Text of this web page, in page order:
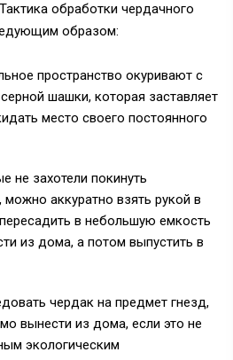
Тактика обработки чердачного
образом:
пространство окуривают с
шашки, которая заставляет
место своего постоянного
не захотели покинуть
аккуратно взять рукой в
в небольшую емкость
из дома, а потом выпустить в
чердак на предмет гнезд,
вынести из дома, если это не
экологическим